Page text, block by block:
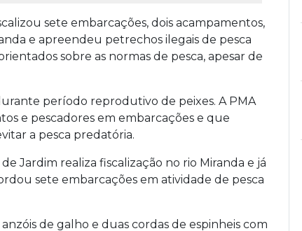
sete embarcações, dois acampamentos,
e apreendeu petrechos ilegais de pesca
sobre as normas de pesca, apesar de
período reprodutivo de peixes. A PMA
e pescadores em embarcações e que
a pesca predatória.
Jardim realiza fiscalização no rio Miranda e já
sete embarcações em atividade de pesca
de galho e duas cordas de espinheis com